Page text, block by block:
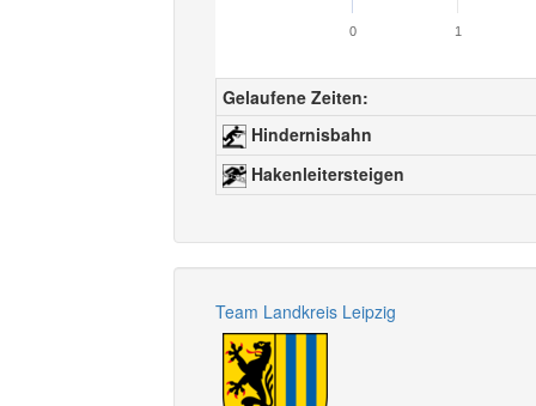
0 1
Gelaufene Zeiten:
Hindernisbahn
Hakenleitersteigen
Team Landkreis Leipzig